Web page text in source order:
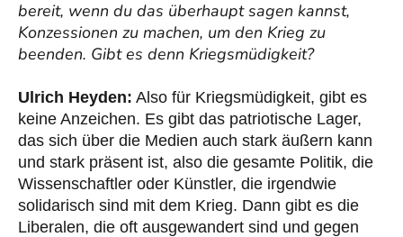
bereit, wenn du das überhaupt sagen kannst,
Konzessionen zu machen, um den Krieg zu
beenden. Gibt es denn Kriegsmüdigkeit?
Ulrich Heyden: Also für Kriegsmüdigkeit, gibt es
keine Anzeichen. Es gibt das patriotische Lager,
das sich über die Medien auch stark äußern kann
und stark präsent ist, also die gesamte Politik, die
Wissenschaftler oder Künstler, die irgendwie
solidarisch sind mit dem Krieg. Dann gibt es die
Liberalen, die oft ausgewandert sind und gegen